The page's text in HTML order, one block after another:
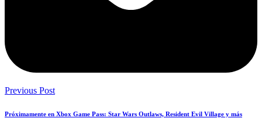
Previous Post
Próximamente en Xbox Game Pass: Star Wars Outlaws, Resident Evil Village y más